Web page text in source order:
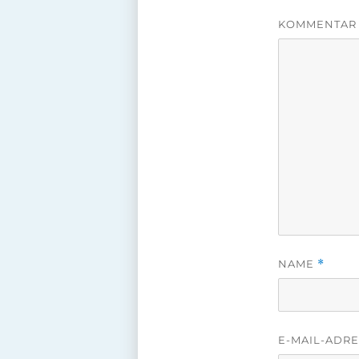
KOMMENTAR
NAME *
E-MAIL-